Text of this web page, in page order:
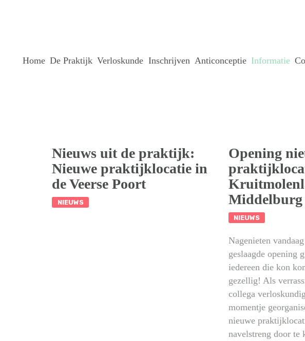
Home De Praktijk Verloskunde Inschrijven Anticonceptie Informatie
N
ANTICONCEP
Nieuws uit de praktijk:
Nieuwe praktijklocatie in
de Veerse Poort
NIEUWS
Opening
Middelburg
NIEUWS
Nagenieten
geslaagde opening
iedereen die kon
gezellig! Als
collega
momentje
nieuwe
navelstreng door te